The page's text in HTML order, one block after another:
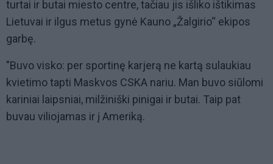
turtai ir butai miesto centre, tačiau jis išliko ištikimas
Lietuvai ir ilgus metus gynė Kauno „Žalgirio“ ekipos
garbę.
"Buvo visko: per sportinę karjerą ne kartą sulaukiau
kvietimo tapti Maskvos CSKA nariu. Man buvo siūlomi
kariniai laipsniai, milžiniški pinigai ir butai. Taip pat
buvau viliojamas ir į Ameriką.